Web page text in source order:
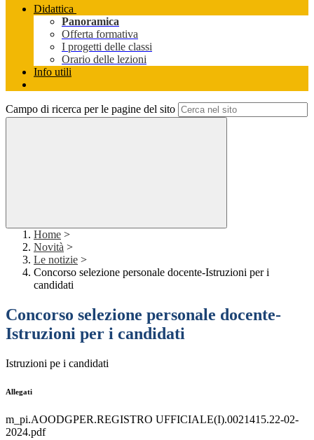
Didattica
Panoramica
Offerta formativa
I progetti delle classi
Orario delle lezioni
Info utili
Campo di ricerca per le pagine del sito
Home >
Novità >
Le notizie >
Concorso selezione personale docente-Istruzioni per i
candidati
Concorso selezione personale docente-
Istruzioni per i candidati
Istruzioni pe i candidati
Allegati
m_pi.AOODGPER.REGISTRO UFFICIALE(I).0021415.22-02-
2024.pdf